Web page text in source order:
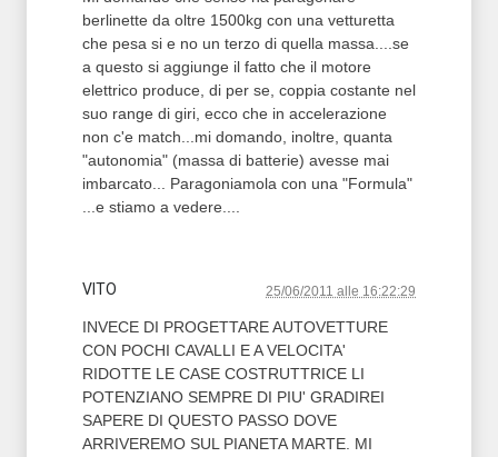
berlinette da oltre 1500kg con una vetturetta
che pesa si e no un terzo di quella massa....se
a questo si aggiunge il fatto che il motore
elettrico produce, di per se, coppia costante nel
suo range di giri, ecco che in accelerazione
non c'e match...mi domando, inoltre, quanta
"autonomia" (massa di batterie) avesse mai
imbarcato... Paragoniamola con una "Formula"
...e stiamo a vedere....
VITO 25/06/2011 alle 16:22:29
INVECE DI PROGETTARE AUTOVETTURE
CON POCHI CAVALLI E A VELOCITA'
RIDOTTE LE CASE COSTRUTTRICE LI
POTENZIANO SEMPRE DI PIU' GRADIREI
SAPERE DI QUESTO PASSO DOVE
ARRIVEREMO SUL PIANETA MARTE. MI